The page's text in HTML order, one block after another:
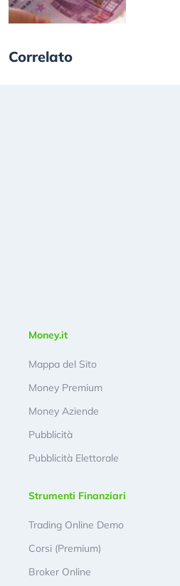
Correlato
Money.it
Mappa del Sito
Money Premium
Money Aziende
Pubblicità
Pubblicità Elettorale
Strumenti Finanziari
Trading Online Demo
Corsi (Premium)
Broker Online